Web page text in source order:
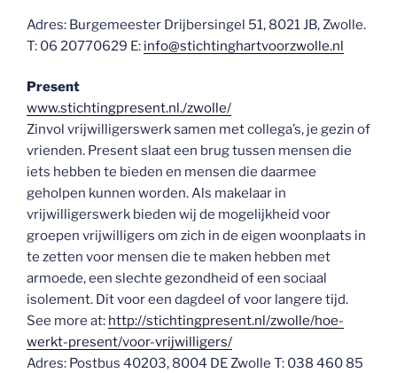
Adres: Burgemeester Drijbersingel 51, 8021 JB, Zwolle.
T: 06 20770629 E: info@stichtinghartvoorzwolle.nl
Present
www.stichtingpresent.nl./zwolle/
Zinvol vrijwilligerswerk samen met collega’s, je gezin of
vrienden. Present slaat een brug tussen mensen die
iets hebben te bieden en mensen die daarmee
geholpen kunnen worden. Als makelaar in
vrijwilligerswerk bieden wij de mogelijkheid voor
groepen vrijwilligers om zich in de eigen woonplaats in
te zetten voor mensen die te maken hebben met
armoede, een slechte gezondheid of een sociaal
isolement. Dit voor een dagdeel of voor langere tijd.
See more at: http://stichtingpresent.nl/zwolle/hoe-
werkt-present/voor-vrijwilligers/
Adres: Postbus 40203, 8004 DE Zwolle T: 038 460 85